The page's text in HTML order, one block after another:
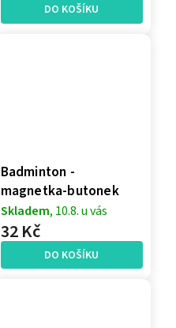
DO KOŠÍKU
Badminton -
magnetka-butonek
Skladem, 10.8. u vás
32 Kč
DO KOŠÍKU